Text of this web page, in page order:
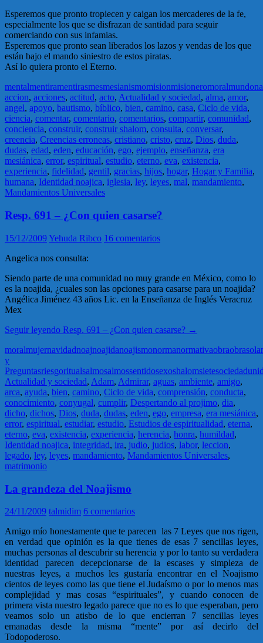
Esperemos que pronto tropiecen y caigan los mercaderes de la fe,
especialmente los que se disfrazan de santidad para seguir
comerciando con sus infamias.
Esperemos que pronto sean liberados los lazos y vendas de los que
están bajo el mando siniestro de estos piratas.
Así lo quiera pronto el Eterno.
mentalmentiramentirasmesmesianismomisionmisioneromoralmundo
accion, acciones, actitud, acto, Actualidad y sociedad, alma, amor,
angel, apoyo, bautismo, bíblico, bien, camino, casa, Ciclo de vida,
ciencia, comentar, comentario, comentarios, compartir, comunidad,
conciencia, construir, construir shalom, consulta, conversar,
creencia, Creencias erroneas, cristiano, cristo, cruz, Dios, duda,
dudas, edad, eden, educación, ego, ejemplo, enseñanza, era
mesiánica, error, espiritual, estudio, eterno, eva, existencia,
experiencia, fidelidad, gentil, gracias, hijos, hogar, Hogar y Familia,
humana, Identidad noajica, iglesia, ley, leyes, mal, mandamiento,
Mandamientos Universales
Resp. 691 – ¿Con quien casarse?
15/12/2009Yehuda Ribco 16 comentarios
Angelica nos consulta:
Siendo parte de una comunidad no muy grande en México, como lo
es la noajida, ¿cuales son las opciones para casarse para un noajida?
Angélica Jiménez 43 años Lic. en la Enseñanza de Inglés Veracruz
Mex
Seguir leyendo Resp. 691 – ¿Con quien casarse? →
moralmujernavidadnoajnoajidanoajismonormanormativaobraobras
y
Preguntasriesgoritualsalmosalmossentidosexoshalomsietesociedad
Actualidad y sociedad, Adam, Admirar, aguas, ambiente, amigo,
arca, ayuda, bien, camino, Ciclo de vida, comprensión, conducta,
conocimiento, conyugal, cumplir, Despertando al projimo, dia,
dicho, dichos, Dios, duda, dudas, eden, ego, empresa, era mesiánica,
error, espiritual, estudiar, estudio, Estudios de espiritualidad, eterna,
eterno, eva, existencia, experiencia, herencia, honra, humildad,
Identidad noajica, integridad, ira, judio, judios, labor, leccion,
legado, ley, leyes, mandamiento, Mandamientos Universales,
matrimonio
La grandeza del Noajismo
24/11/2009 talmidim 6 comentarios
Amigo mío honestamente que te parecen las 7 Leyes que nos rigen,
en verdad que opinión es la que tienes de esas 7 sencillas leyes,
muchas personas al descubrir su herencia y por lo tanto su verdadera
identidad parecen decepcionarse de la escases y simpleza de
nuestras leyes, a muchos les gustaría encontrar en el Noajismo
cientos de leyes como las que tiene el Judaísmo o por lo menos mas
complejidad y mas cosas “espirituales”, y cuando conocen de
primera vista nuestro legado parece que no es lo que esperaban, pero
veamos solo un atisbo de lo que encierran 7 sencillas leyes
emanadas desde la misma “mente” por así decirlo del
Todopoderoso.